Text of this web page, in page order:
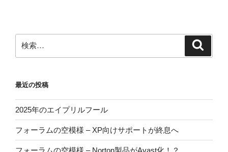
索:
最近の投稿
2025年のエイプリルフール
フォーラムの空模様 – XP向けサポートが終息へ
フォーラムの空模様 – Norton製品がAvast化！？